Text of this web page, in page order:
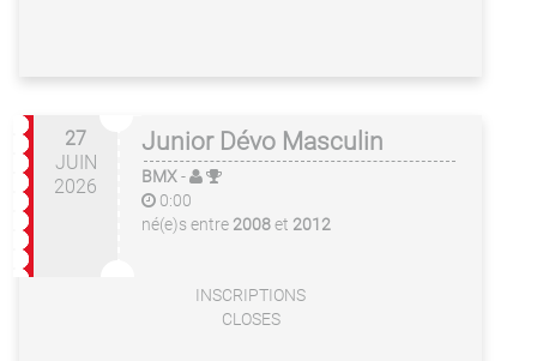
27
JUIN
2026
Junior Dévo Masculin
BMX-
0:00
né(e)s entre 2008et 2012
INSCRIPTIONS
CLOSES